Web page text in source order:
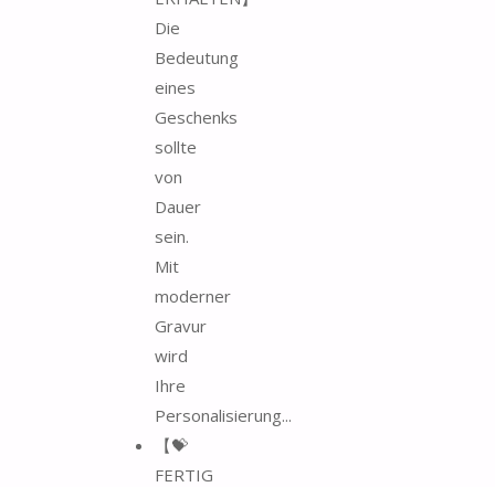
Die
Bedeutung
eines
Geschenks
sollte
von
Dauer
sein.
Mit
moderner
Gravur
wird
Ihre
Personalisierung...
【💝
FERTIG